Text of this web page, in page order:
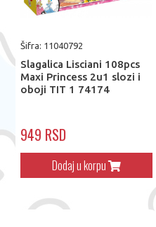
Šifra: 11040792
Slagalica Lisciani 108pcs
Maxi Princess 2u1 slozi i
oboji TIT 1 74174
949 RSD
Dodaj u korpu